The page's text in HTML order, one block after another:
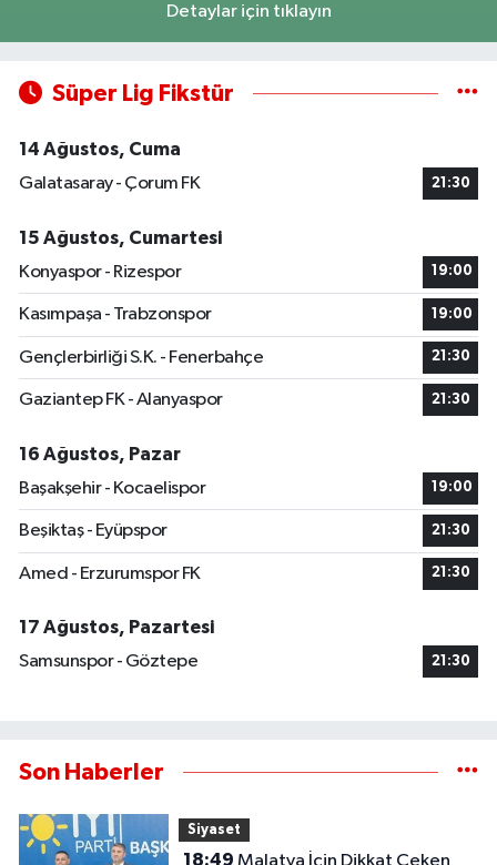
Detaylar için tıklayın
Süper Lig Fikstür
14 Ağustos, Cuma
Galatasaray - Çorum FK
21:30
15 Ağustos, Cumartesi
Konyaspor - Rizespor
19:00
Kasımpaşa - Trabzonspor 19:00
Gençlerbirliği S.K. - Fenerbahçe 21:30
Gaziantep FK - Alanyaspor 21:30
16 Ağustos, Pazar
Başakşehir - Kocaelispor
19:00
Beşiktaş - Eyüpspor 21:30
Amed - Erzurumspor FK 21:30
17 Ağustos, Pazartesi
Samsunspor - Göztepe
21:30
Son Haberler
Siyaset
18:49